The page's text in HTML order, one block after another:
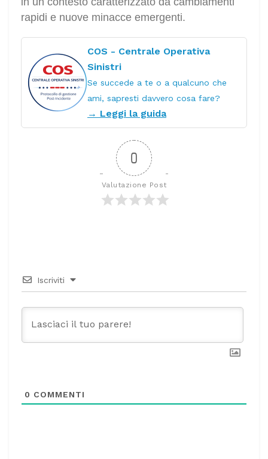
rapidi e nuove minacce emergenti.
COS - Centrale Operativa
Sinistri
Se succede a te o a qualcuno che
ami, sapresti davvero cosa fare?
→ Leggi la guida
0
Valutazione Post
Iscriviti
0 COMMENTI